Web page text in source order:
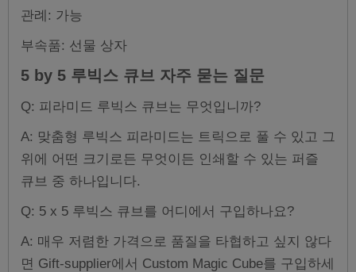
관례: 가능
부속품: 선물 상자
5 by 5 루빅스 큐브 자주 묻는 질문
Q: 피라미드 루빅스 큐브는 무엇입니까?
A: 맞춤형 루빅스 피라미드는 트릭으로 풀 수 있고 그
위에 어떤 크기로든 무엇이든 인쇄할 수 있는 퍼즐
큐브 중 하나입니다.
Q: 5 x 5 루빅스 큐브를 어디에서 구입하나요?
A: 매우 저렴한 가격으로 품질을 타협하고 싶지 않다
면 Gift-supplier에서 Custom Magic Cube를 구입하세